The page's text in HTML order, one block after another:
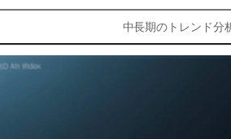
中長期のトレンド分